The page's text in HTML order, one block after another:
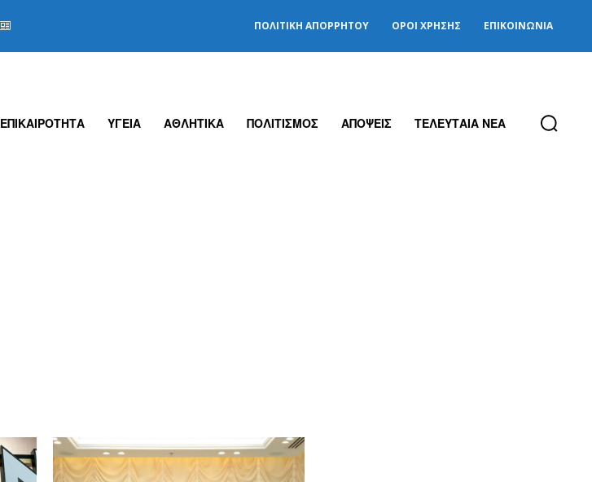
ΠΟΛΙΤΙΚΉ ΑΠΟΡΡΉΤΟΥ ΌΡΟΙ ΧΡΉΣΗΣ ΕΠΙΚΟΙΝΩΝΊΑ
ΕΠΙΚΑΙΡΟΤΗΤΑ ΥΓΕΙΑ ΑΘΛΗΤΙΚΑ ΠΟΛΙΤΙΣΜΟΣ ΑΠΟΨΕΙΣ ΤΕΛΕΥΤΑΙΑ ΝΕΑ